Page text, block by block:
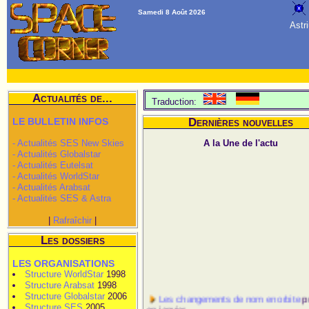
Samedi 8 Août 2026
Actualités de...
LE BULLETIN INFOS
- Actualités SES New Skies
- Actualités Globalstar
- Actualités Eutelsat
- Actualités WorldStar
- Actualités Arabsat
- Actualités SES & Astra
Rafraîchir
Les dossiers
LES ORGANISATIONS
Structure WorldStar1998
Structure Arabsat1998
Structure Globalstar2006
Traduction:
Dernières nouvelles
A la Une de l'actu
Les changements de nom en orbite